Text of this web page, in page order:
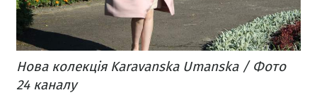
Нова колекція Karavanska Umanska / Фото
24 каналу